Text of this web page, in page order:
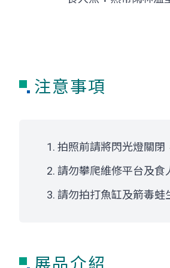
注意事項
拍照前請將閃光燈關閉
請勿攀爬維修平台及食
請勿拍打魚缸及箭毒蛙